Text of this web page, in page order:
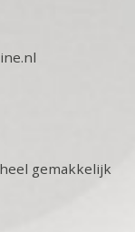
gemakkelijk